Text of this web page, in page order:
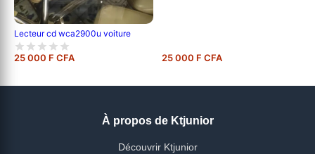
Lecteur cd wca2900u voiture
25 000 F CFA 25 000 F CFA
À propos de Ktjunior
Découvrir Ktjunior